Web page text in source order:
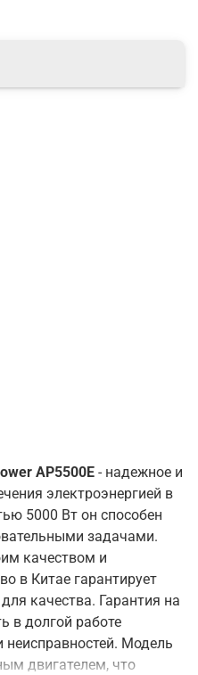
AР5500E - надежное и
электроэнергией в
5000 Вт он способен
задачами.
качеством и
в Китае гарантирует
качества. Гарантия на
в долгой работе
неисправностей. Модель
двигателем, что